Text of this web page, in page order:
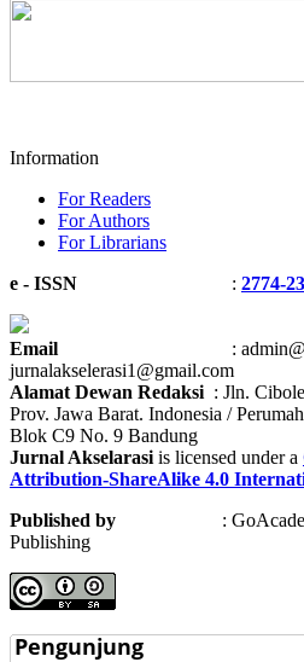
Information
For Readers
For Authors
For Librarians
e - ISSN
: 2774-
Email
:
jurnalakselerasi1@gmail.com
Alamat Dewan Redaksi : Jln.
Prov. Jawa Barat. Indonesia /
Blok C9 No. 9 Bandung
Jurnal Akselarasi is licensed under a
Attribution-ShareAlike 4.0
Published by
:
Publishing